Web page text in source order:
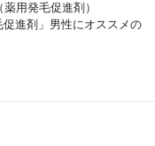
用発毛促進剤）
進剤」男性にオススメの